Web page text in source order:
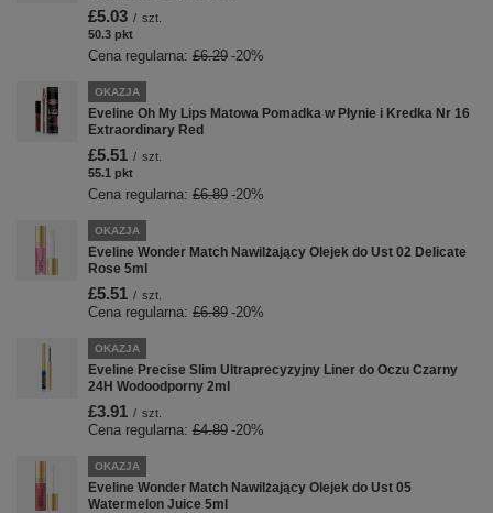
£5.03 / szt.
50.3 pkt
Cena regularna: £6.29 -20%
OKAZJA
Eveline Oh My Lips Matowa Pomadka w Płynie i Kredka Nr 16
Extraordinary Red
£5.51 / szt.
55.1 pkt
Cena regularna: £6.89 -20%
OKAZJA
Eveline Wonder Match Nawilżający Olejek do Ust 02 Delicate
Rose 5ml
£5.51 / szt.
Cena regularna: £6.89 -20%
OKAZJA
Eveline Precise Slim Ultraprecyzyjny Liner do Oczu Czarny
24H Wodoodporny 2ml
£3.91 / szt.
Cena regularna: £4.89 -20%
OKAZJA
Eveline Wonder Match Nawilżający Olejek do Ust 05
Watermelon Juice 5ml